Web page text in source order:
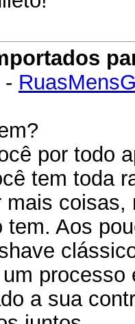
-
por todo
tem toda
mais
tem. Aos
a sua